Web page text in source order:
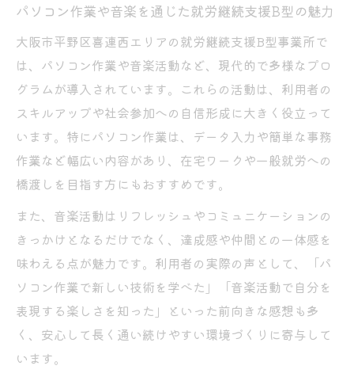
パソコン作業や音楽を通じた就労継続支援B型の魅力
大阪市平野区喜連西エリアの就労継続支援B型事業所で
は、パソコン作業や音楽活動など、現代的で多様なプロ
グラムが導入されています。これらの活動は、利用者の
スキルアップや社会参加への自信形成に大きく役立って
います。特にパソコン作業は、データ入力や簡単な事務
作業など幅広い内容があり、在宅ワークや一般就労への
橋渡しを目指す方にもおすすめです。
また、音楽活動はリフレッシュやコミュニケーションの
きっかけとなるだけでなく、達成感や仲間との一体感を
味わえる点が魅力です。利用者の実際の声として、「パ
ソコン作業で新しい技術を学べた」「音楽活動で自分を
表現する楽しさを知った」といった前向きな感想も多
く、安心して長く通い続けやすい環境づくりに寄与して
います。